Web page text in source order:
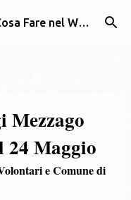
Eventi e Sagre Lombardia: Cosa Fare nel Weekend | Weekendidea
Mezzago
Maggio
e Comune di